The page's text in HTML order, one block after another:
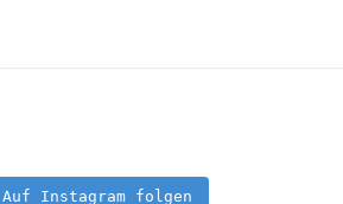
Auf Instagram folgen